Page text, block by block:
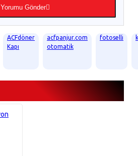
Yorumu Gönder
ACFdöner
Kapı
acfpanjur.com
otomatik
fotoselli